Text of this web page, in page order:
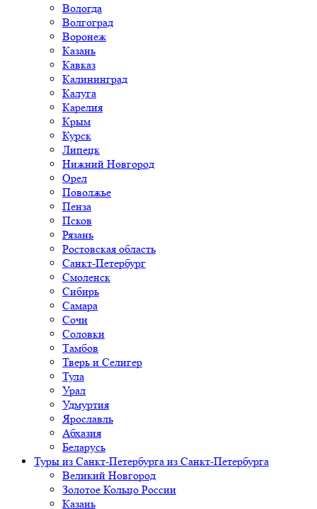
Вологда
Волгоград
Воронеж
Казань
Кавказ
Калининград
Калуга
Карелия
Крым
Курск
Липецк
Нижний Новгород
Орел
Поволжье
Пенза
Псков
Рязань
Ростовская область
Санкт-Петербург
Смоленск
Сибирь
Самара
Сочи
Соловки
Тамбов
Тверь и Селигер
Тула
Урал
Удмуртия
Ярославль
Абхазия
Беларусь
Туры из Санкт-Петербурга из Санкт-Петербурга
Великий Новгород
Золотое Кольцо России
Казань